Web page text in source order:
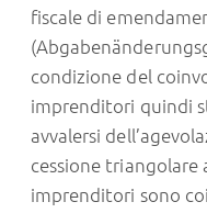
fiscale di
condizione del
imprenditori quindi
avvalersi
cessione triangolare
imprenditori sono